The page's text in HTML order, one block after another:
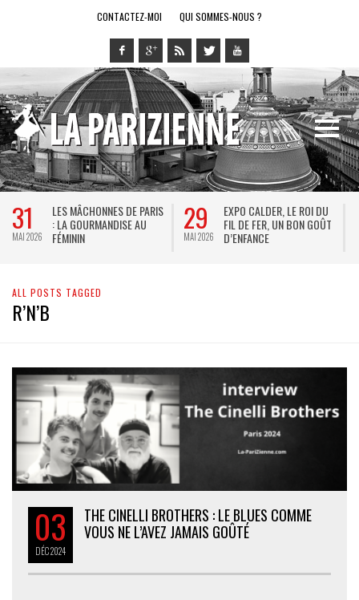
CONTACTEZ-MOI QUI SOMMES-NOUS ?
31
MAI 2026
LES MÂCHONNES DE PARIS
: LA GOURMANDISE AU
FÉMININ
29
MAI 2026
EXPO CALDER, LE ROI DU
FIL DE FER, UN BON GOÛT
D’ENFANCE
ALL POSTS TAGGED
R’N’B
03
DÉC2024
THE CINELLI BROTHERS : LE BLUES COMME
VOUS NE L’AVEZ JAMAIS GOÛTÉ